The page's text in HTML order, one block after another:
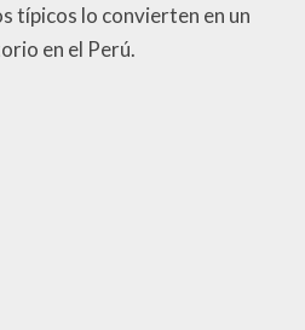
típicos lo convierten en un
en el Perú.